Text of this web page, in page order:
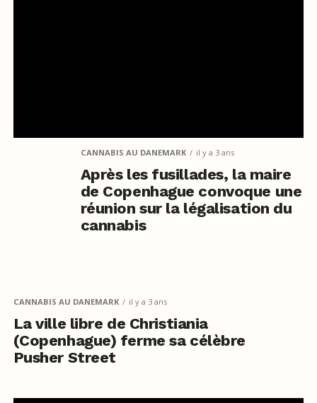
CANNABIS AU DANEMARK il y a 3 ans
Après les fusillades, la maire
de Copenhague convoque une
réunion sur la légalisation du
cannabis
CANNABIS AU DANEMARK il y a 3 ans
La ville libre de Christiania
(Copenhague) ferme sa célèbre
Pusher Street